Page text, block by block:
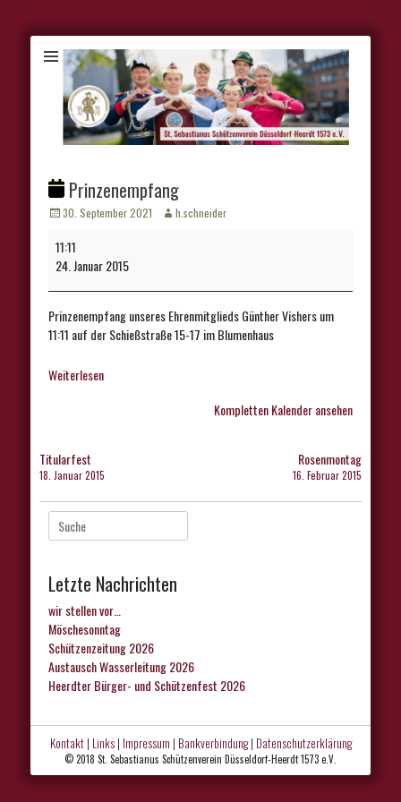
Prinzenempfang
Veröffentlicht
30. September 2021 Autorh.schneider
Prinzenempfang
11:11
24. Januar 2015
Prinzenempfang unseres Ehrenmitglieds Günther Vishers um
11:11 auf der Schießstraße 15-17 im Blumenhaus
Weiterlesen
Kompletten Kalender ansehen
Beitragsnavigation
Titularfest
18. Januar 2015
Rosenmontag
16. Februar 2015
Suche
nach:
Letzte Nachrichten
wir stellen vor…
Möschesonntag
Schützenzeitung 2026
Austausch Wasserleitung 2026
Heerdter Bürger- und Schützenfest 2026
Kontakt| Links| Impressum | Bankverbindung| Datenschutzerklärung
© 2018 St. Sebastianus Schützenverein Düsseldorf-Heerdt 1573 e.V.